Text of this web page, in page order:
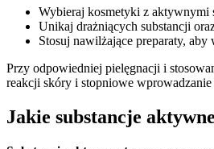
Wybieraj kosmetyki z aktywnymi
Unikaj drażniących substancji
Stosuj nawilżające preparaty, aby
Przy odpowiedniej pielęgnacji i
reakcji skóry i stopniowe
Jakie substancje